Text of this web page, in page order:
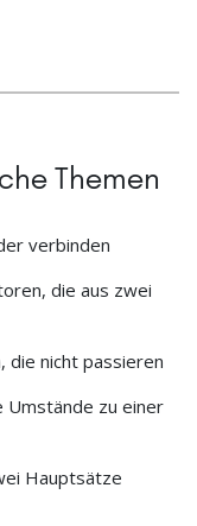
Themen
verbinden
die aus zwei
die nicht passieren
Umstände zu einer
Hauptsätze